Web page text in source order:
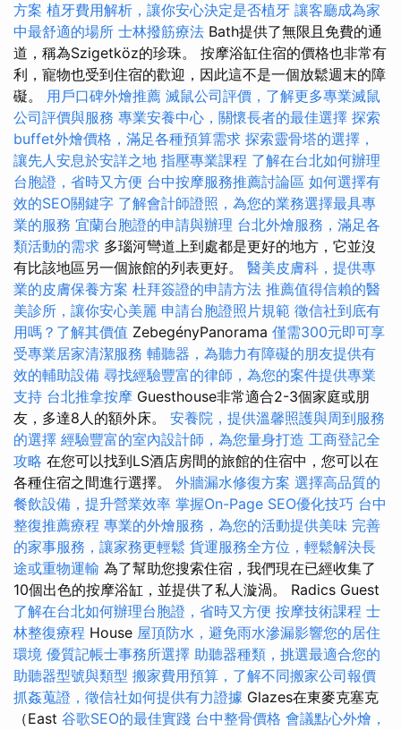
方案 植牙費用解析，讓你安心決定是否植牙 讓客廳成為家
中最舒適的場所 士林撥筋療法 Bath提供了無限且免費的通
道，稱為Szigetköz的珍珠。 按摩浴缸住宿的價格也非常有
利，寵物也受到住宿的歡迎，因此這不是一個放鬆週末的障
礙。 用戶口碑外燴推薦 滅鼠公司評價，了解更多專業滅鼠
公司評價與服務 專業安養中心，關懷長者的最佳選擇 探索
buffet外燴價格，滿足各種預算需求 探索靈骨塔的選擇，
讓先人安息於安詳之地 指壓專業課程 了解在台北如何辦理
台胞證，省時又方便 台中按摩服務推薦討論區 如何選擇有
效的SEO關鍵字 了解會計師證照，為您的業務選擇最具專
業的服務 宜蘭台胞證的申請與辦理 台北外燴服務，滿足各
類活動的需求 多瑙河彎道上到處都是更好的地方，它並沒
有比該地區另一個旅館的列表更好。 醫美皮膚科，提供專
業的皮膚保養方案 杜拜簽證的申請方法 推薦值得信賴的醫
美診所，讓你安心美麗 申請台胞證照片規範 徵信社到底有
用嗎？了解其價值 ZebegényPanorama 僅需300元即可享
受專業居家清潔服務 輔聽器，為聽力有障礙的朋友提供有
效的輔助設備 尋找經驗豐富的律師，為您的案件提供專業
支持 台北推拿按摩 Guesthouse非常適合2-3個家庭或朋
友，多達8人的額外床。 安養院，提供溫馨照護與周到服務
的選擇 經驗豐富的室內設計師，為您量身打造 工商登記全
攻略 在您可以找到LS酒店房間的旅館的住宿中，您可以在
各種住宿之間進行選擇。 外牆漏水修復方案 選擇高品質的
餐飲設備，提升營業效率 掌握On-Page SEO優化技巧 台中
整復推薦療程 專業的外燴服務，為您的活動提供美味 完善
的家事服務，讓家務更輕鬆 貨運服務全方位，輕鬆解決長
途或重物運輸 為了幫助您搜索住宿，我們現在已經收集了
10個出色的按摩浴缸，並提供了私人漩渦。 Radics Guest
了解在台北如何辦理台胞證，省時又方便 按摩技術課程 士
林整復療程 House 屋頂防水，避免雨水滲漏影響您的居住
環境 優質記帳士事務所選擇 助聽器種類，挑選最適合您的
助聽器型號與類型 搬家費用預算，了解不同搬家公司報價
抓姦蒐證，徵信社如何提供有力證據 Glazes在東麥克塞克
（East 谷歌SEO的最佳實踐 台中整骨價格 會議點心外燴，